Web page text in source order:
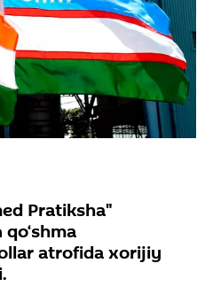
Pratiksha"
atrofida xorijiy